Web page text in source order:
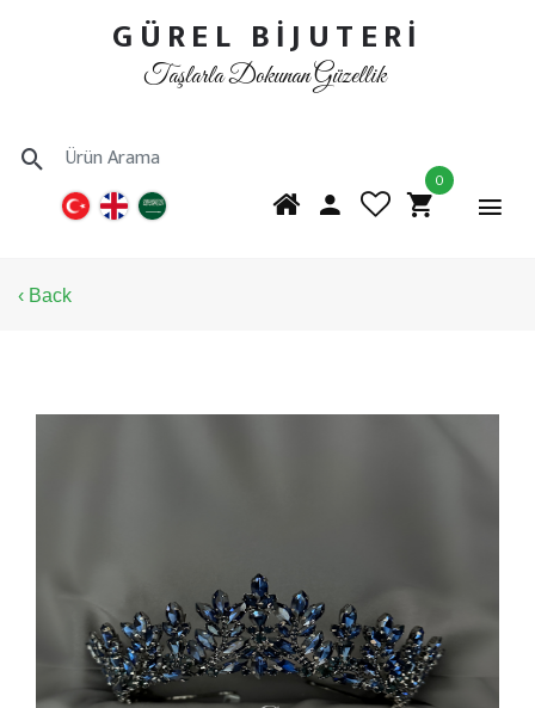
GÜREL BİJUTERİ
Taşlarla Dokunan Güzellik
0
‹ Back